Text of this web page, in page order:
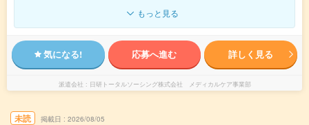
もっと見る
気になる! 応募へ進む 詳しく見る
派遣会社 日研トータルソーシング株式会社 メディカルケア事業部
未読 掲載日 2026/08/05